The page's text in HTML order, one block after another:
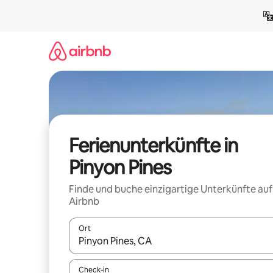
Ferienunterkünfte in
Pinyon Pines
Finde und buche einzigartige Unterkünfte auf
Airbnb
Ort
Wenn Ergebnisse verfügbar sind, navigiere mit
Check-in